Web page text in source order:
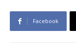
Facebook